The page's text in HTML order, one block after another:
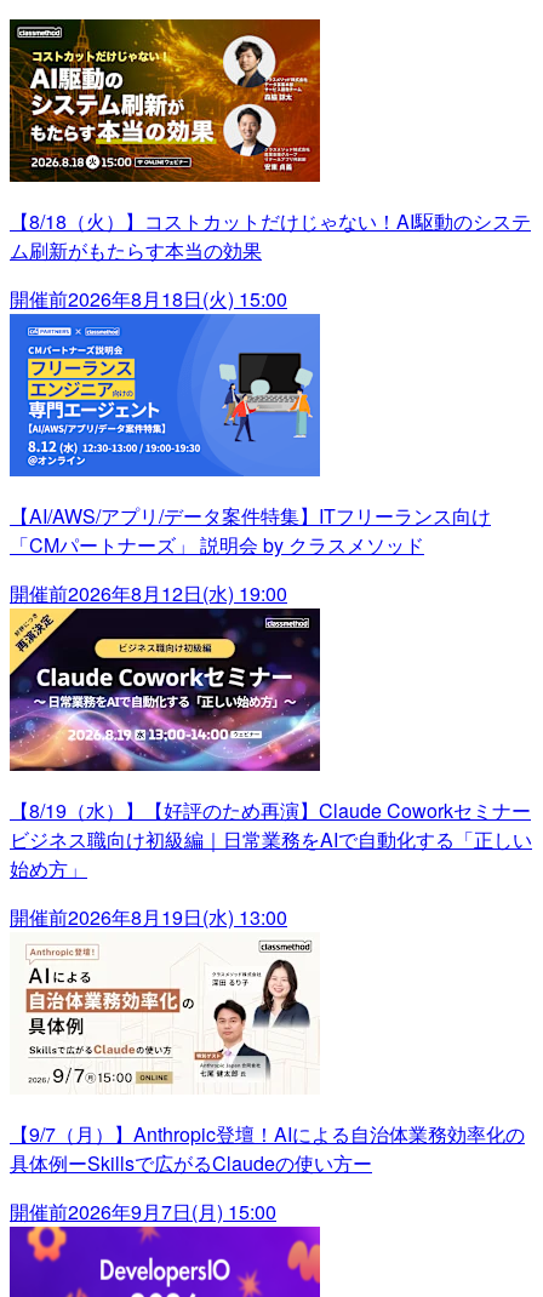
【8/18（火）】コストカットだけじゃない！AI駆動のシステ
ム刷新がもたらす本当の効果
開催前2026年8月18日(火) 15:00
【AI/AWS/アプリ/データ案件特集】ITフリーランス向け
「CMパートナーズ」 説明会 by クラスメソッド
開催前2026年8月12日(水) 19:00
【8/19（水）】【好評のため再演】Claude Coworkセミナー
ビジネス職向け初級編｜日常業務をAIで自動化する「正しい
始め方」
開催前2026年8月19日(水) 13:00
【9/7（月）】Anthropic登壇！AIによる自治体業務効率化の
具体例ーSkillsで広がるClaudeの使い方ー
開催前2026年9月7日(月) 15:00